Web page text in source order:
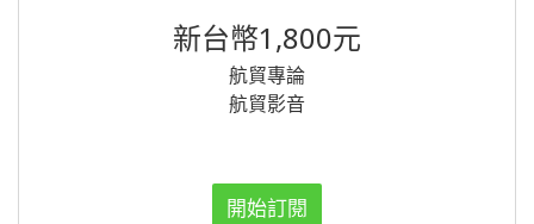
新台幣1,800元
航貿專論
航貿影音
開始訂閱